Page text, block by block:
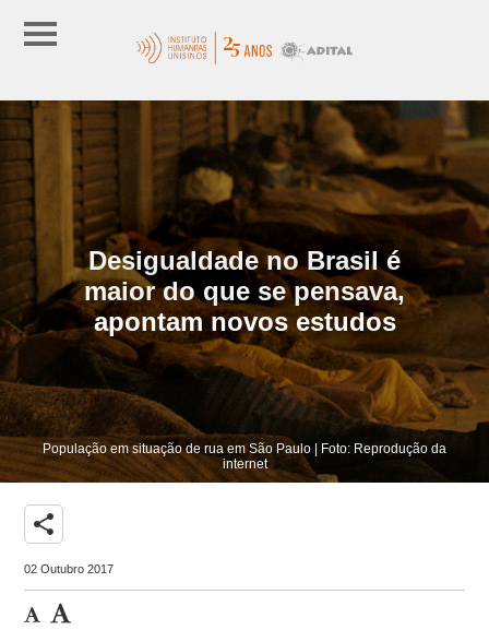
Desigualdade no Brasil é
maior do que se pensava,
apontam novos estudos
População em situação de rua em São Paulo | Foto: Reprodução da
internet
share
02 Outubro 2017